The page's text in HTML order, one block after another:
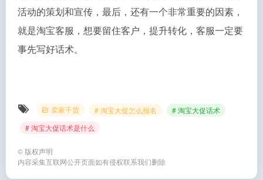
活动的策划和宣传，最后，还有一个非常重要的因素，
就是淘宝客服，想要留住客户，提升转化，客服一定要
事先写好话术。
卖家干货 # 淘宝大促怎么报名
# 淘宝大促话术
# 淘宝大促话术是什么
© 版权声明
内容采集互联网公开页面如有侵权联系我们删除